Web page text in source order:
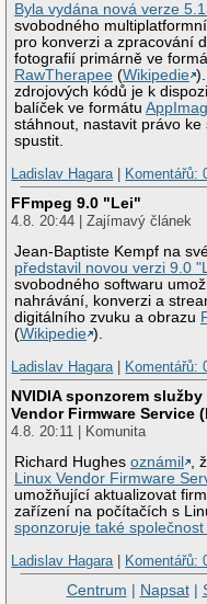
Byla vydána nová verze
svobodného
pro konverzi a zpracování
fotografií primárně ve
RawTherapee (Wikipedie
zdrojových kódů je k
balíček ve formátu
stáhnout, nastavit právo ke
spustit.
Ladislav Hagara| Komentářů:
FFmpeg 9.0 "Lei"
4.8. 20:44 | Zajímavý článek
Jean-Baptiste Kempf na
představil novou verzi 9.0
svobodného softwaru
nahrávání, konverzi a
digitálního zvuku a obrazu
(Wikipedie ).
Ladislav Hagara| Komentářů:
NVIDIA sponzorem
Vendor Firmware Service
4.8. 20:11 | Komunita
Richard Hughesoznámil
,
Linux Vendor Firmware
umožňující aktualizovat
zařízení na počítačích s
sponzoruje také společnost
Ladislav Hagara| Komentářů:
Centrum | Napsat|